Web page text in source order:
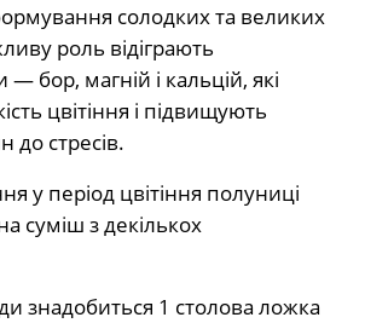
солодких та великих
роль відіграють
бор, магній і кальцій, які
цвітіння і підвищують
до стресів.
у період цвітіння полуниці
суміш з декількох
знадобиться 1 столова ложка